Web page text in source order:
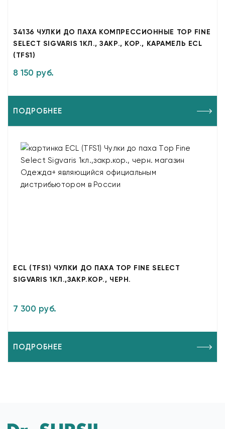
34136 ЧУЛКИ ДО ПАХА КОМПРЕССИОННЫЕ TOP FINE
SELECT SIGVARIS 1КЛ., ЗАКР., КОР., КАРАМЕЛЬ ECL
(TFS1)
8 150 руб.
ПОДРОБНЕЕ
ECL (TFS1) ЧУЛКИ ДО ПАХА TOP FINE SELECT
SIGVARIS 1КЛ.,ЗАКР.КОР., ЧЕРН.
7 300 руб.
ПОДРОБНЕЕ